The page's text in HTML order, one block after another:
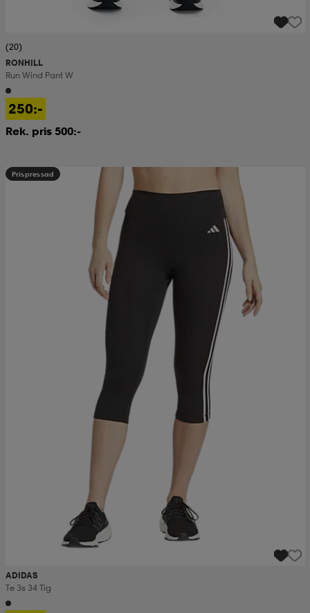
(20)
RONHILL
Run Wind Pant W
250:-
Rek. pris 500:-
Prispressad
ADIDAS
Te 3s 34 Tig